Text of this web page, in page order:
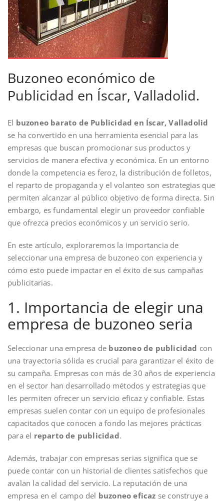
Buzoneo económico de
Publicidad en Íscar, Valladolid.
El buzoneo barato de Publicidad en Íscar, Valladolid
se ha convertido en una herramienta esencial para las
empresas que buscan promocionar sus productos y
servicios de manera efectiva y económica. En un entorno
donde la competencia es feroz, la distribución de folletos,
el reparto de propaganda y el volanteo son estrategias que
permiten alcanzar al público objetivo de forma directa. Sin
embargo, es fundamental elegir un proveedor confiable
que ofrezca precios económicos y un servicio serio.
En este artículo, exploraremos la importancia de
seleccionar una empresa de buzoneo con experiencia y
cómo esto puede impactar en el éxito de sus campañas
publicitarias.
1. Importancia de elegir una
empresa de buzoneo seria
Seleccionar una empresa de buzoneo de publicidad con
una trayectoria sólida es crucial para garantizar el éxito de
su campaña. Empresas con más de 30 años de experiencia
en el sector han desarrollado métodos y estrategias que
les permiten ofrecer un servicio eficaz y confiable. Estas
empresas suelen contar con un equipo de profesionales
capacitados que conocen a fondo las mejores prácticas
para el reparto de publicidad.
Además, trabajar con empresas serias significa que se
puede contar con un historial de clientes satisfechos que
avalan la calidad del servicio. La reputación de una
empresa en el campo del buzoneo eficaz se construye a